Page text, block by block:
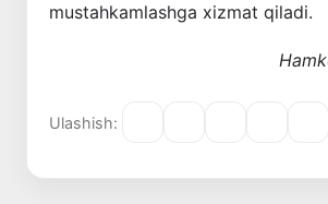
mustahkamlashga xizmat qiladi.
Ulashish: